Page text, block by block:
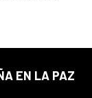
EN LA PAZ